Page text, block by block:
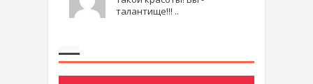
талантище!!! ..